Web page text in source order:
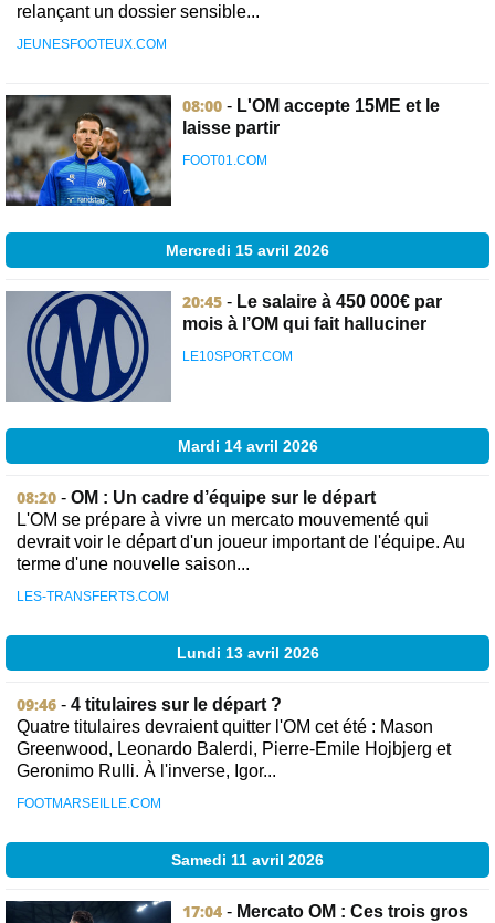
relançant un dossier sensible...
JEUNESFOOTEUX.COM
08:00 - L'OM accepte 15ME et le
laisse partir
FOOT01.COM
Mercredi 15 avril 2026
20:45 - Le salaire à 450 000€ par
mois à l’OM qui fait halluciner
LE10SPORT.COM
Mardi 14 avril 2026
08:20 - OM : Un cadre d’équipe sur le départ
L'OM se prépare à vivre un mercato mouvementé qui
devrait voir le départ d'un joueur important de l'équipe. Au
terme d'une nouvelle saison...
LES-TRANSFERTS.COM
Lundi 13 avril 2026
09:46 - 4 titulaires sur le départ ?
Quatre titulaires devraient quitter l'OM cet été : Mason
Greenwood, Leonardo Balerdi, Pierre-Emile Hojbjerg et
Geronimo Rulli. À l'inverse, Igor...
FOOTMARSEILLE.COM
Samedi 11 avril 2026
17:04 - Mercato OM : Ces trois gros